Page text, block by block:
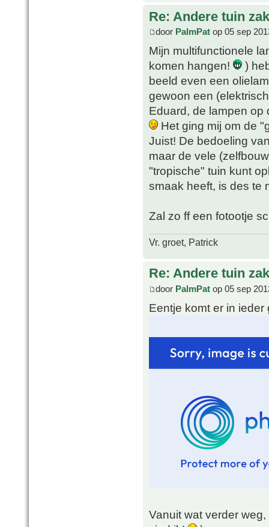
Re: Andere tuin
door PalmPat op 05 sep
Mijn multifunctionele
komen hangen!
)
beeld even een
gewoon een
Eduard, de lampen op
Het ging mij om de
Juist! De bedoeling
maar de vele
"tropische" tuin kunt
smaak heeft, is des te
Zal zo ff een fotootje
Vr. groet, Patrick
Re: Andere tuin
door PalmPat op 05 sep
Eentje komt er in
Vanuit wat verder